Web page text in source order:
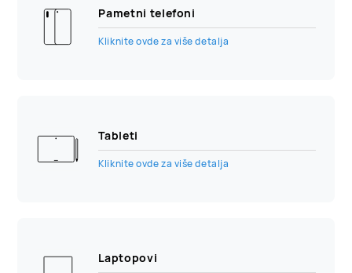
Pametni telefoni
Kliknite ovde za više detalja
Tableti
Kliknite ovde za više detalja
Laptopovi